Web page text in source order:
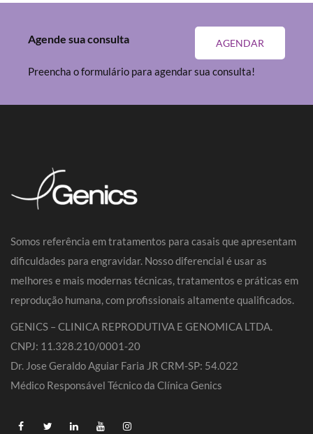
AGENDAR
Agende sua consulta
Preencha o formulário para agendar sua consulta!
Somos referência em tratamentos para casais que apresentam
dificuldades para engravidar. Nosso diferencial é usar as
melhores e mais modernas técnicas, tratamentos e práticas em
reprodução humana, com profissionais altamente qualificados.
GENICS – CLINICA REPRODUTIVA E GENOMICA LTDA.
CNPJ: 11.328.210/0001-20
Dr. Jose Geraldo Aguiar Faria JR CRM-SP: 54.022
Médico Responsável Técnico da Clínica Genics